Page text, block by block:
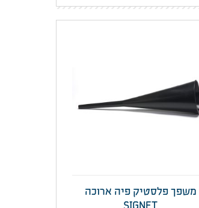
משפך פלסטיק פיה ארוכה